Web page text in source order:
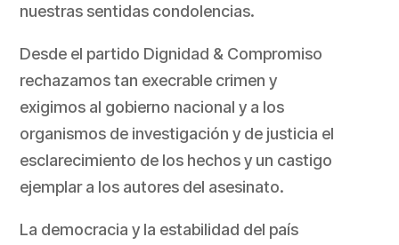
nuestras sentidas condolencias.
Desde el partido Dignidad & Compromiso
rechazamos tan execrable crimen y
exigimos al gobierno nacional y a los
organismos de investigación y de justicia el
esclarecimiento de los hechos y un castigo
ejemplar a los autores del asesinato.
La democracia y la estabilidad del país